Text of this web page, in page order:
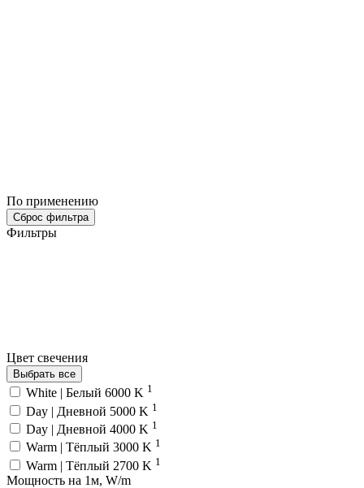
По применению
Сброс фильтра
Фильтры
Цвет свечения
Выбрать все
White | Белый 6000 K 1
Day | Дневной 5000 K 1
Day | Дневной 4000 K 1
Warm | Тёплый 3000 K 1
Warm | Тёплый 2700 K 1
Мощность на 1м, W/m